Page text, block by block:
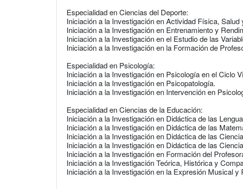
Especialidad en Ciencias del Deporte:
Iniciación a la Investigación en Actividad Física, Salud
Iniciación a la Investigación en Entrenamiento y
Iniciación a la Investigación en el Estudio de las
Iniciación a la Investigación en la Formación de
Especialidad en Psicología:
Iniciación a la Investigación en Psicología en el Ciclo
Iniciación a la Investigación en Psicopatología.
Iniciación a la Investigación en Intervención en
Especialidad en Ciencias de la Educación:
Iniciación a la Investigación en Didáctica de las
Iniciación a la Investigación en Didáctica de las
Iniciación a la Investigación en Didáctica de las
Iniciación a la Investigación en Didáctica de las
Iniciación a la Investigación en Formación del
Iniciación a la Investigación Teórica, Histórica y
Iniciación a la Investigación en la Expresión Musical y